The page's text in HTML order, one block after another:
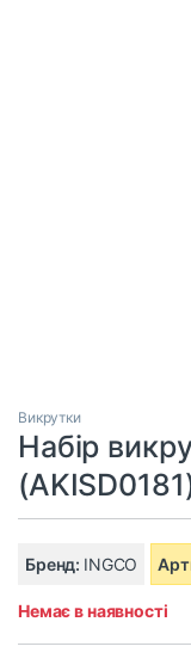
Викрутки
Набір
Бренд: INGCO
Немає в наявності